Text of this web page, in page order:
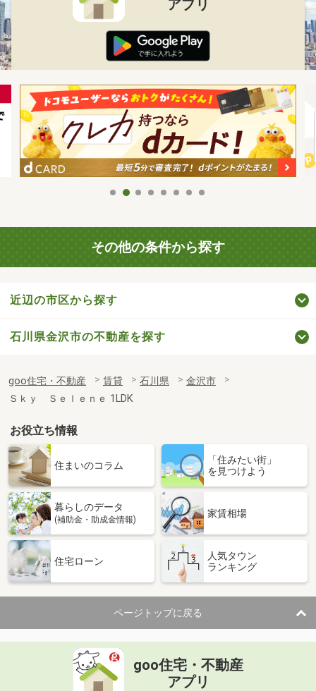
アプリ
その他の条件から探す
近辺の市区から探す
石川県金沢市の不動産を探す
goo住宅・不動産 賃貸 石川県
金沢市
Ｓｋｙ Ｓｅｌｅｎｅ 1LDK
お役立ち情報
住まいのコラム
「住みたい街」
を見つけよう
暮らしのデータ
(補助金・助成金情報)
家賃相場
住宅ローン
人気タウン
ランキング
ページトップに戻る
goo住宅・不動産
アプリ